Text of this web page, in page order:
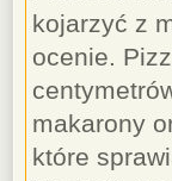
kojarzyć z
ocenie.
makarony
które